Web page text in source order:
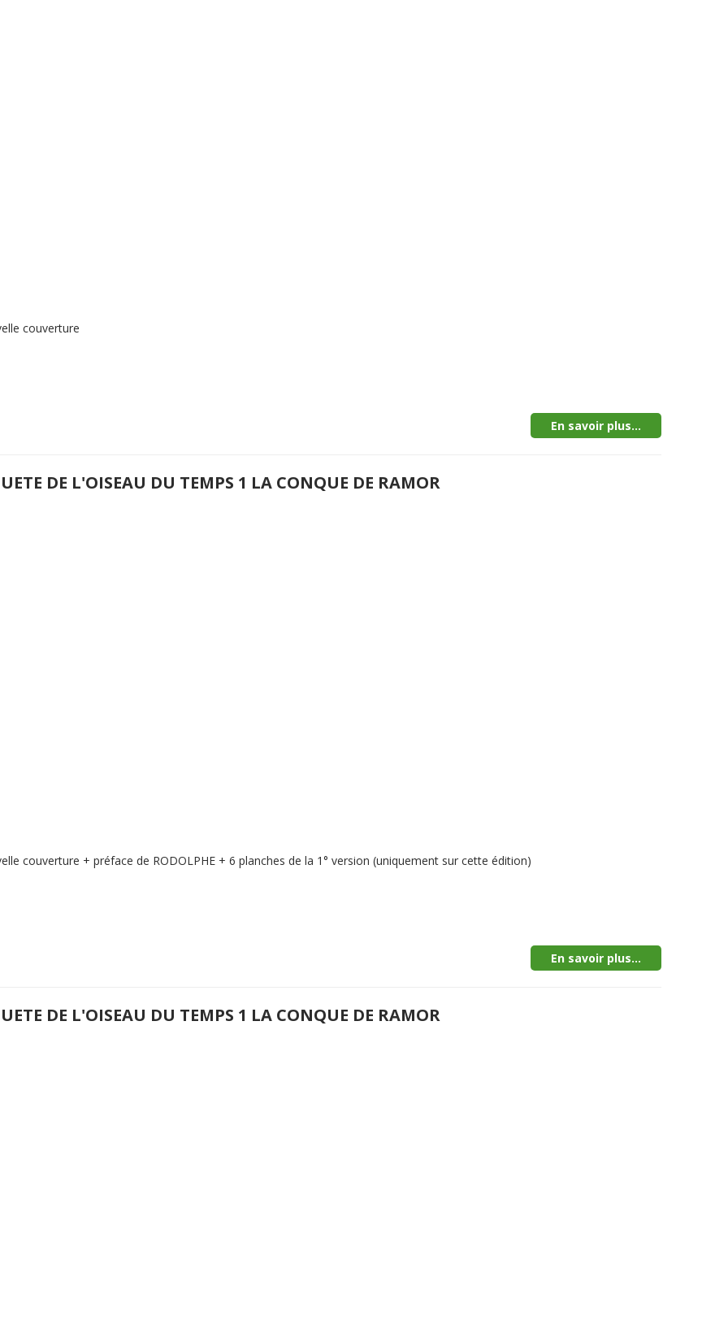
couverture
En savoir plus...
DE L'OISEAU DU TEMPS 1 LA CONQUE DE RAMOR
couverture + préface de RODOLPHE + 6 planches de la 1° version (uniquement sur cette édition)
En savoir plus...
DE L'OISEAU DU TEMPS 1 LA CONQUE DE RAMOR